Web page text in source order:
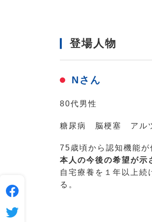
登場人物
Nさん
80代男性
糖尿病 脳梗塞 アル
75歳頃から認知機能が
本人の今後の希望が示
自宅療養を１年以上続
る。